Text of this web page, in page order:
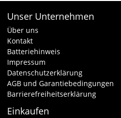
Unser Unternehmen
Über uns
Kontakt
Batteriehinweis
Impressum
Datenschutzerklärung
AGB und Garantiebedingungen
Barrierefreiheitserklärung
Einkaufen